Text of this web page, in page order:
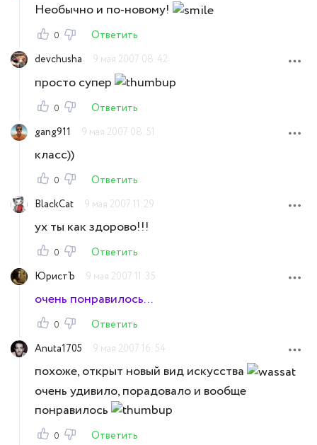
Необычно и по-новому!
0
Ответить
devchusha
9 мая 2007 08:42
просто супер
0
Ответить
gang911
9 мая 2007 08:51
класс))
0
Ответить
BlackCat
9 мая 2007 11:29
ух ты как здорово!!!
0
Ответить
ЮристЪ
9 мая 2007 11:35
очень понравилось...
0
Ответить
Anuta1705
9 мая 2007 16:54
похоже, открыт новый вид искусства
очень удивило, порадовало и вообще
понравилось
0
Ответить